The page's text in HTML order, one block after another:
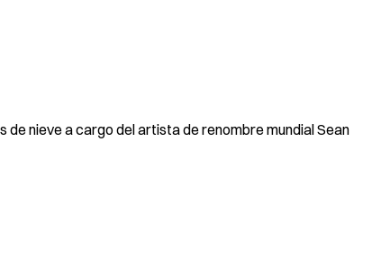
nieve a cargo del artista de renombre mundial Sean